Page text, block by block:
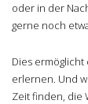
oder in der
gerne noch
Dies
erlernen. Und
Zeit finden, die